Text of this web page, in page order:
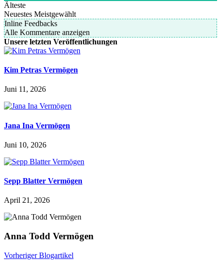
Älteste
Neuestes Meistgewählt
Inline Feedbacks
Alle Kommentare anzeigen
Unsere letzten Veröffentlichungen
Kim Petras Vermögen
Juni 11, 2026
Jana Ina Vermögen
Juni 10, 2026
Sepp Blatter Vermögen
April 21, 2026
Anna Todd Vermögen
Vorheriger Blogartikel